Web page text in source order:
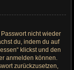
nicht wieder
du, indem du auf
klickst und den
anmelden können.
zurückzusetzen,